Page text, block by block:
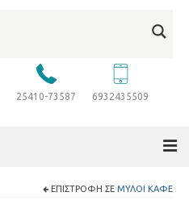
25410-73587 6932435509
ΕΠΙΣΤΡΟΦΉ ΣΕ ΜΎΛΟΙ ΚΑΦΈ